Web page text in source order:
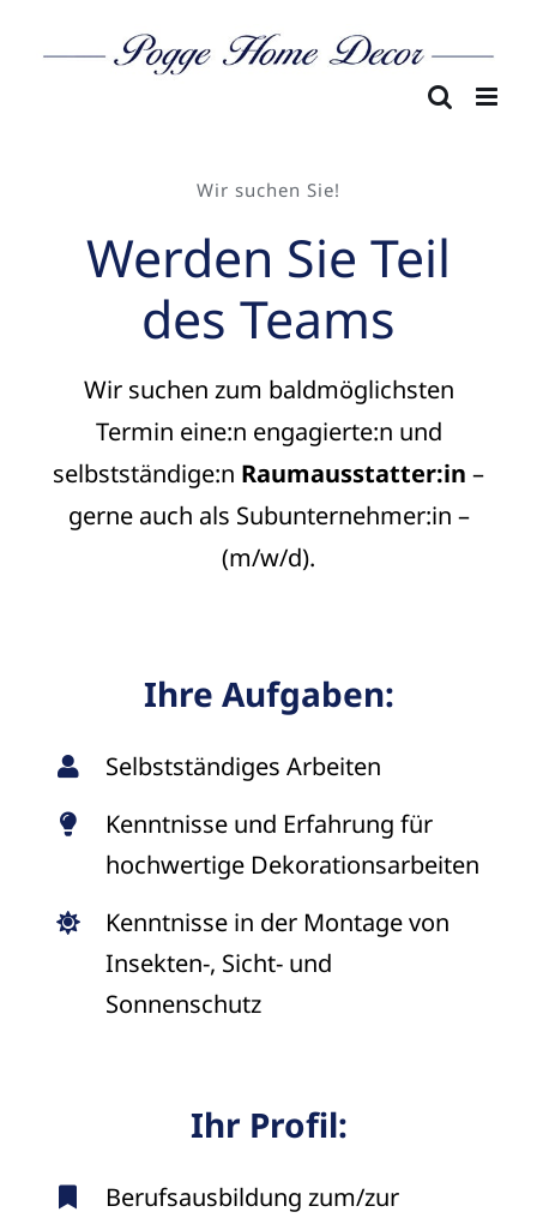
Wir suchen Sie!
Werden Sie Teil
des Teams
Wir suchen zum baldmöglichsten
Termin eine:n engagierte:n und
selbstständige:n Raumausstatter:in –
gerne auch als Subunternehmer:in –
(m/w/d).
Ihre Aufgaben:
Selbstständiges Arbeiten
Kenntnisse und Erfahrung für
hochwertige Dekorationsarbeiten
Kenntnisse in der Montage von
Insekten-, Sicht- und
Sonnenschutz
Ihr Profil:
Berufsausbildung zum/zur